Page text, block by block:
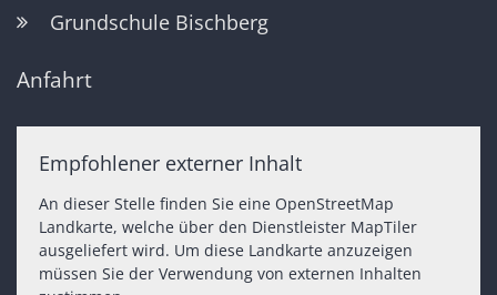
Grundschule Bischberg
Anfahrt
Empfohlener externer Inhalt
An dieser Stelle finden Sie eine OpenStreetMap
Landkarte, welche über den Dienstleister MapTiler
ausgeliefert wird. Um diese Landkarte anzuzeigen
müssen Sie der Verwendung von externen Inhalten